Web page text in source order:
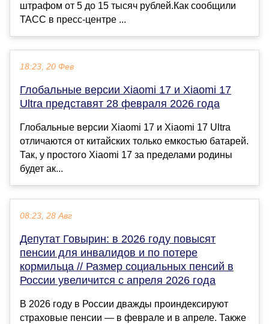
штрафом от 5 до 15 тысяч рублей.Как сообщили
ТАСС в пресс-центре ...
18:23, 20 Фев
Глобальные версии Xiaomi 17 и Xiaomi 17
Ultra представят 28 февраля 2026 года
Глобальные версии Xiaomi 17 и Xiaomi 17 Ultra
отличаются от китайских только емкостью батарей.
Так, у простого Xiaomi 17 за пределами родины
будет ак...
08:23, 28 Авг
Депутат Говырин: в 2026 году повысят
пенсии для инвалидов и по потере
кормильца // Размер социальных пенсий в
России увеличится с апреля 2026 года
В 2026 году в России дважды проиндексируют
страховые пенсии — в феврале и в апреле. Также